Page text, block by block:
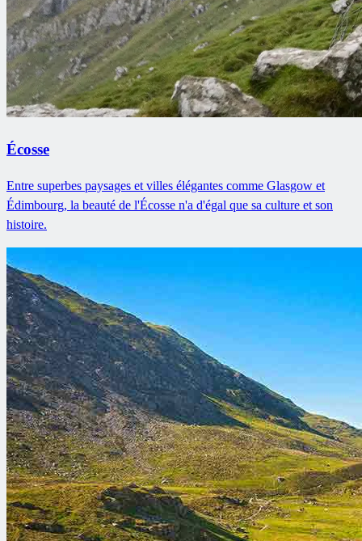
Écosse
Entre superbes paysages et villes élégantes comme Glasgow et
Édimbourg, la beauté de l'Écosse n'a d'égal que sa culture et son
histoire.